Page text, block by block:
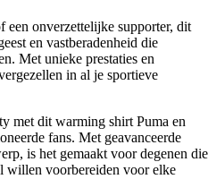
een onverzettelijke supporter, dit
en vastberadenheid die
Met unieke prestaties en
in al je sportieve
met dit warming shirt Puma en
fans. Met geavanceerde
is het gemaakt voor degenen die
willen voorbereiden voor elke